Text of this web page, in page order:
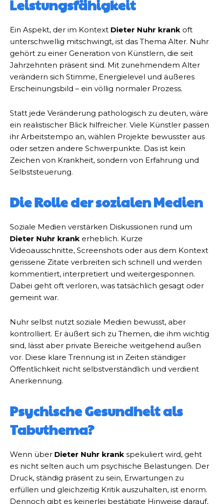
Leistungsfähigkeit
Ein Aspekt, der im Kontext Dieter Nuhr krank oft
unterschwellig mitschwingt, ist das Thema Alter. Nuhr
gehört zu einer Generation von Künstlern, die seit
Jahrzehnten präsent sind. Mit zunehmendem Alter
verändern sich Stimme, Energielevel und äußeres
Erscheinungsbild – ein völlig normaler Prozess.
Statt jede Veränderung pathologisch zu deuten, wäre
ein realistischer Blick hilfreicher. Viele Künstler passen
ihr Arbeitstempo an, wählen Projekte bewusster aus
oder setzen andere Schwerpunkte. Das ist kein
Zeichen von Krankheit, sondern von Erfahrung und
Selbststeuerung.
Die Rolle der sozialen Medien
Soziale Medien verstärken Diskussionen rund um
Dieter Nuhr krank erheblich. Kurze
Videoausschnitte, Screenshots oder aus dem Kontext
gerissene Zitate verbreiten sich schnell und werden
kommentiert, interpretiert und weitergesponnen.
Dabei geht oft verloren, was tatsächlich gesagt oder
gemeint war.
Nuhr selbst nutzt soziale Medien bewusst, aber
kontrolliert. Er äußert sich zu Themen, die ihm wichtig
sind, lässt aber private Bereiche weitgehend außen
vor. Diese klare Trennung ist in Zeiten ständiger
Öffentlichkeit nicht selbstverständlich und verdient
Anerkennung.
Psychische Gesundheit als
Tabuthema?
Wenn über Dieter Nuhr krank spekuliert wird, geht
es nicht selten auch um psychische Belastungen. Der
Druck, ständig präsent zu sein, Erwartungen zu
erfüllen und gleichzeitig Kritik auszuhalten, ist enorm.
Dennoch gibt es keinerlei bestätigte Hinweise darauf,